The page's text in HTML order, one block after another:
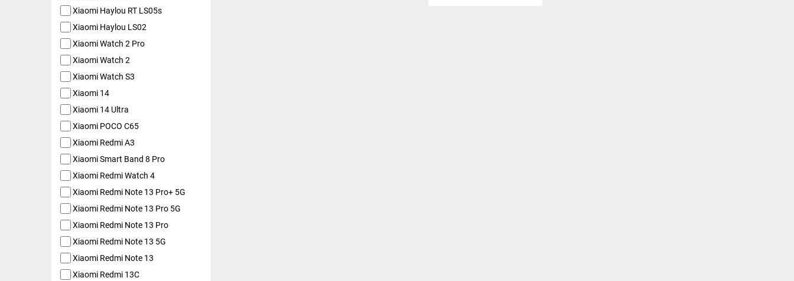
Xiaomi Haylou RT LS05s
Xiaomi Haylou LS02
Xiaomi Watch 2 Pro
Xiaomi Watch 2
Xiaomi Watch S3
Xiaomi 14
Xiaomi 14 Ultra
Xiaomi POCO C65
Xiaomi Redmi A3
Xiaomi Smart Band 8 Pro
Xiaomi Redmi Watch 4
Xiaomi Redmi Note 13 Pro+ 5G
Xiaomi Redmi Note 13 Pro 5G
Xiaomi Redmi Note 13 Pro
Xiaomi Redmi Note 13 5G
Xiaomi Redmi Note 13
Xiaomi Redmi 13C